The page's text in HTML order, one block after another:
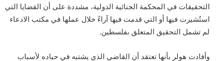
التحقيقات في المحكمة الجنائية الدولية، مشددة على أن القضايا التي
استُشيرت فيها أو التي قدمت فيها آراءً خلال عملها في مكتب الادعاء
لم تشمل التحقيق المتعلق بفلسطين.
وأفادت هولر بأنها تعتقد أن القاضي الذي يشتبه في حياده لأسباب